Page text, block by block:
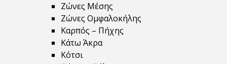
Ζώνες Μέσης
Ζώνες Ομφαλοκήλης
Καρπός – Πήχης
Κάτω Άκρα
Κότσι